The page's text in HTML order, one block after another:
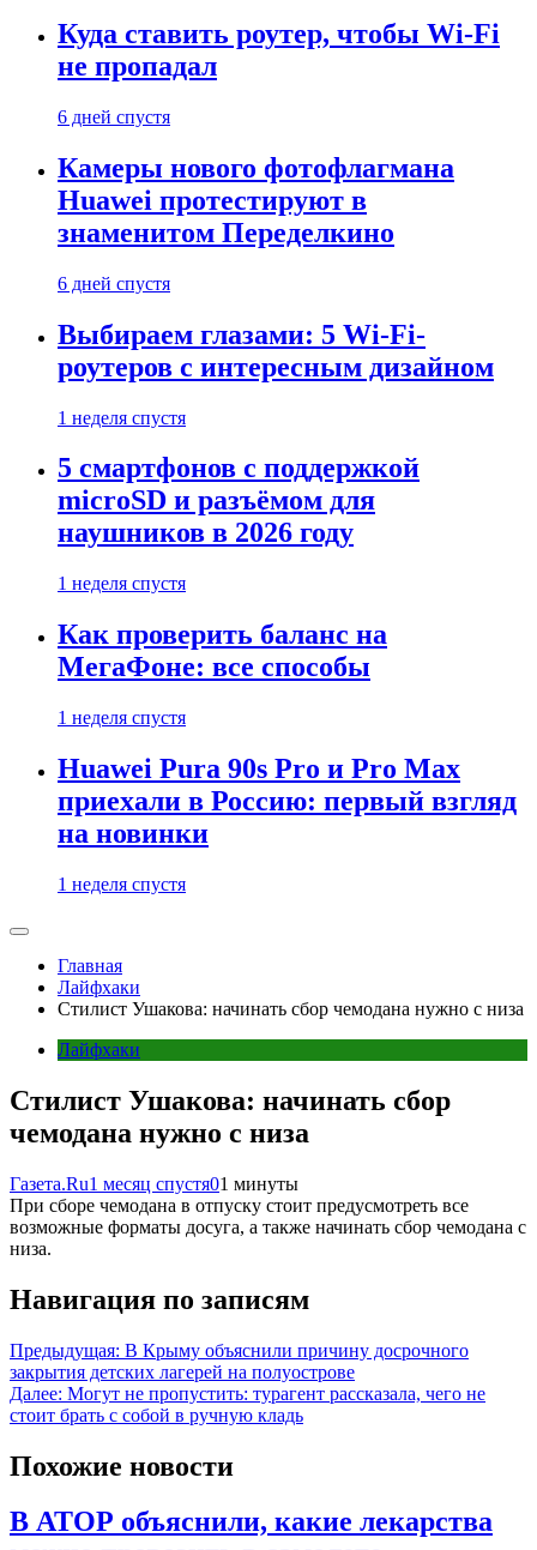
Куда ставить роутер, чтобы Wi-Fi
не пропадал
6 дней спустя
Камеры нового фотофлагмана
Huawei протестируют в
знаменитом Переделкино
6 дней спустя
Выбираем глазами: 5 Wi-Fi-
роутеров с интересным дизайном
1 неделя спустя
5 смартфонов с поддержкой
microSD и разъёмом для
наушников в 2026 году
1 неделя спустя
Как проверить баланс на
МегаФоне: все способы
1 неделя спустя
Huawei Pura 90s Pro и Pro Max
приехали в Россию: первый взгляд
на новинки
1 неделя спустя
Главная
Лайфхаки
Стилист Ушакова: начинать сбор чемодана нужно с низа
Лайфхаки
Стилист Ушакова: начинать сбор
чемодана нужно с низа
Газета.Ru1 месяц спустя01 минуты
При сборе чемодана в отпуску стоит предусмотреть все
возможные форматы досуга, а также начинать сбор чемодана с
низа.
Навигация по записям
Предыдущая: В Крыму объяснили причину досрочного
закрытия детских лагерей на полуострове
Далее: Могут не пропустить: турагент рассказала, чего не
стоит брать с собой в ручную кладь
Похожие новости
В АТОР объяснили, какие лекарства